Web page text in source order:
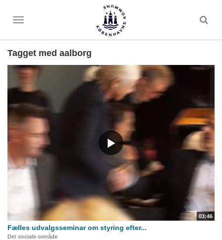
Toggle
Tagget med aalborg
03:46
Fælles udvalgsseminar om styring efter...
Det sociale område